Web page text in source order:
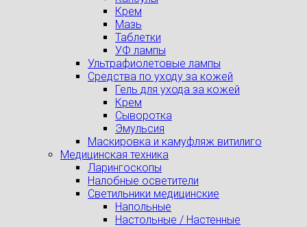
Крем
Мазь
Таблетки
УФ лампы
Ультрафиолетовые лампы
Средства по уходу за кожей
Гель для ухода за кожей
Крем
Сыворотка
Эмульсия
Маскировка и камуфляж витилиго
Медицинская техника
Ларингоскопы
Налобные осветители
Светильники медицинские
Напольные
Настольные / Настенные